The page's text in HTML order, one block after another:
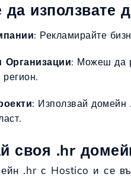
да използвате
: Рекламирайте
: Можеш да
регион.
: Използвай домейн
своя .hr
.hr с Hostico и се